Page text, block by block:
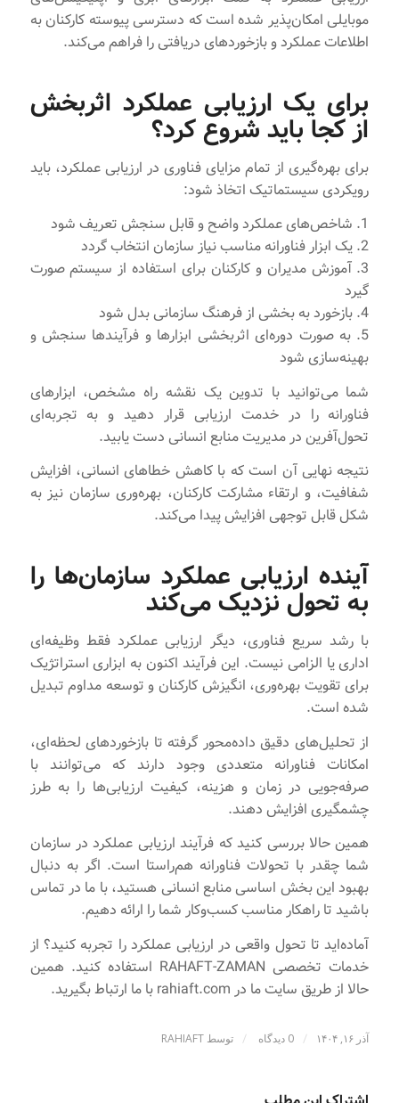
موبایلی امکان‌پذیر شده است که دسترسی پیوسته کارکنان به
اطلاعات عملکرد و بازخوردهای دریافتی را فراهم می‌کند.
برای یک ارزیابی عملکرد اثربخش
از کجا باید شروع کرد؟
برای بهره‌گیری از تمام مزایای فناوری در ارزیابی عملکرد، باید
رویکردی سیستماتیک اتخاذ شود:
1. شاخص‌های عملکرد واضح و قابل سنجش تعریف شود
2. یک ابزار فناورانه مناسب نیاز سازمان انتخاب گردد
3. آموزش مدیران و کارکنان برای استفاده از سیستم صورت
گیرد
4. بازخورد به بخشی از فرهنگ سازمانی بدل شود
5. به صورت دوره‌ای اثربخشی ابزارها و فرآیندها سنجش و
بهینه‌سازی شود
شما می‌توانید با تدوین یک نقشه راه مشخص، ابزارهای
فناورانه را در خدمت ارزیابی قرار دهید و به تجربه‌ای
تحول‌آفرین در مدیریت منابع انسانی دست یابید.
نتیجه نهایی آن است که با کاهش خطاهای انسانی، افزایش
شفافیت، و ارتقاء مشارکت کارکنان، بهره‌وری سازمان نیز به
شکل قابل توجهی افزایش پیدا می‌کند.
آینده ارزیابی عملکرد سازمان‌ها را
به تحول نزدیک می‌کند
با رشد سریع فناوری، دیگر ارزیابی عملکرد فقط وظیفه‌ای
اداری یا الزامی نیست. این فرآیند اکنون به ابزاری استراتژیک
برای تقویت بهره‌وری، انگیزش کارکنان و توسعه مداوم تبدیل
شده است.
از تحلیل‌های دقیق داده‌محور گرفته تا بازخوردهای لحظه‌ای،
امکانات فناورانه متعددی وجود دارند که می‌توانند با
صرفه‌جویی در زمان و هزینه، کیفیت ارزیابی‌ها را به طرز
چشمگیری افزایش دهند.
همین حالا بررسی کنید که فرآیند ارزیابی عملکرد در سازمان
شما چقدر با تحولات فناورانه هم‌راستا است. اگر به دنبال
بهبود این بخش اساسی منابع انسانی هستید، با ما در تماس
باشید تا راهکار مناسب کسب‌و‌کار شما را ارائه دهیم.
آماده‌اید تا تحول واقعی در ارزیابی عملکرد را تجربه کنید؟ از
خدمات تخصصی RAHAFT-ZAMAN استفاده کنید. همین
حالا از طریق سایت ما در rahiaft.com با ما ارتباط بگیرید.
آذر ۱۶, ۱۴۰۴ / 0 دیدگاه / توسط RAHIAFT